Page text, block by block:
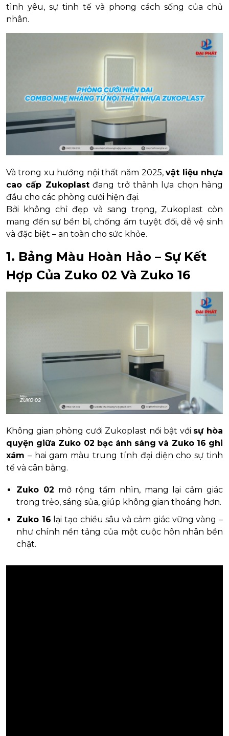
tình yêu, sự tinh tế và phong cách sống của chủ
nhân.
Và trong xu hướng nội thất năm 2025,vật liệu nhựa
cao cấp Zukoplastđang trở thành lựa chọn hàng
đầu cho các phòng cưới hiện đại.
Bởi không chỉ đẹp và sang trọng, Zukoplast còn
mang đến sự bền bỉ, chống ẩm tuyệt đối, dễ vệ sinh
và đặc biệt – an toàn cho sức khỏe.
1. Bảng Màu Hoàn Hảo – Sự Kết
Hợp Của Zuko 02 Và Zuko 16
Không gian phòng cưới Zukoplast nổi bật với sự hòa
quyện giữa Zuko 02 bạc ánh sáng và Zuko 16 ghi
xám – hai gam màu trung tính đại diện cho sự tinh
tế và cân bằng.
Zuko 02 mở rộng tầm nhìn, mang lại cảm giác
trong trẻo, sáng sủa, giúp không gian thoáng hơn.
Zuko 16 lại tạo chiều sâu và cảm giác vững vàng –
như chính nền tảng của một cuộc hôn nhân bền
chặt.